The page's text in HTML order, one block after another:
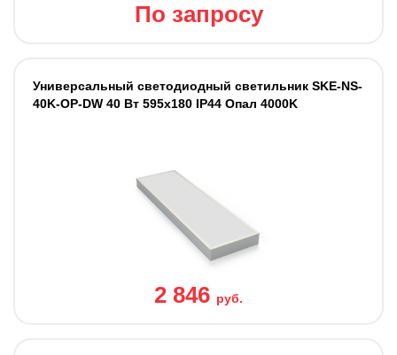
По запросу
Универсальный светодиодный светильник SKE-NS-
40K-OP-DW 40 Вт 595x180 IP44 Опал 4000K
2 846 руб.